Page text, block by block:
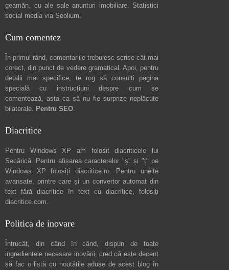
geamăn, cu ale sale anunturi imobiliare. Statistici
social media via Seolium.
Cum comentez
În primul rând, comentariile trebuiesc scrise cât mai
corect, din punct de vedere gramatical. Apoi, pentru
detalii mai specifice, te rog să consulți pagina
specială cu instrucțiuni despre cum se
comentează, asta ca să nu fie surprize neplăcute
bilaterale. Pentru SEO.
Diacritice
Pentru Windows XP am folosit diacriticele lui
Secărică. Pentru afișarea caracterelor "ș" și "ț" pe
Windows XP folosiți diacritice.ro. Pentru unelte
avansate, printre care și un convertor automat din
text fără diacritice în text cu diacritice, folosiți
diacritice.com.
Politica de inovare
Întrucât, din când în când, dispun de toate
ingredientele necesare inovării, cred că este decent
să fac o listă cu noutățile aduse de acest blog în